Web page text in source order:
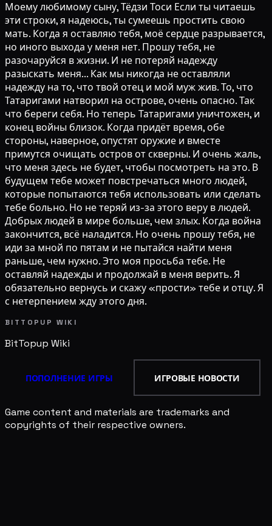
Моему любимому сыну, Тёдзи Тоси Если ты читаешь
эти строки, я надеюсь, ты сумеешь простить свою
мать. Когда я оставляю тебя, моё сердце разрывается,
но иного выхода у меня нет. Прошу тебя, не
разочаруйся в жизни. И не потеряй надежду
разыскать меня... Как мы никогда не оставляли
надежду на то, что твой отец и мой муж жив. То, что
Татаригами натворил на острове, очень опасно. Так
что береги себя. Но теперь Татаригами уничтожен, и
конец войны близок. Когда придёт время, обе
стороны, наверное, опустят оружие и вместе
примутся очищать остров от скверны. И очень жаль,
что меня здесь не будет, чтобы посмотреть на это. В
будущем тебе может повстречаться много людей,
которые попытаются тебя использовать или сделать
тебе больно. Но не теряй из-за этого веру в людей.
Добрых людей в мире больше, чем злых. Когда война
закончится, всё наладится. Но очень прошу тебя, не
иди за мной по пятам и не пытайся найти меня
раньше, чем нужно. Это моя просьба тебе. Не
оставляй надежды и продолжай в меня верить. Я
обязательно вернусь и скажу «прости» тебе и отцу. Я
с нетерпением жду этого дня.
BITTOPUP WIKI
BitTopup Wiki
ПОПОЛНЕНИЕ ИГРЫ ИГРОВЫЕ НОВОСТИ
Game content and materials are trademarks and
copyrights of their respective owners.